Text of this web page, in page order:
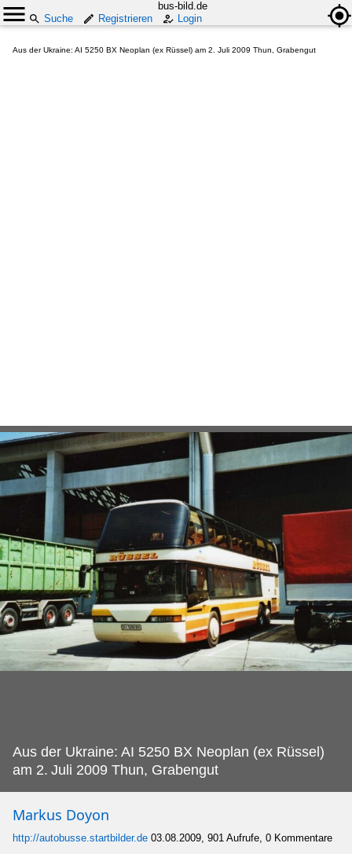
bus-bild.de
Suche
Registrieren Login
Aus der Ukraine: AI 5250 BX Neoplan (ex Rüssel) am 2. Juli 2009 Thun, Grabengut
Aus der Ukraine: AI 5250 BX Neoplan (ex Rüssel)
am 2. Juli 2009 Thun, Grabengut
Markus Doyon
http://autobusse.startbilder.de 03.08.2009, 901 Aufrufe, 0 Kommentare